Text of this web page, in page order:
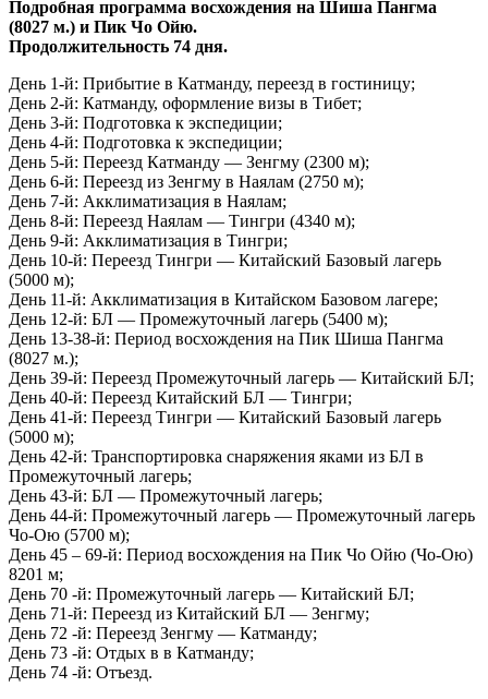
Подробная программа восхождения на Шиша Пангма
(8027 м.) и Пик Чо Ойю.
Продолжительность 74 дня.
День 1-й: Прибытие в Катманду, переезд в гостиницу;
День 2-й: Катманду, оформление визы в Тибет;
День 3-й: Подготовка к экспедиции;
День 4-й: Подготовка к экспедиции;
День 5-й: Переезд Катманду — Зенгму (2300 м);
День 6-й: Переезд из Зенгму в Наялам (2750 м);
День 7-й: Акклиматизация в Наялам;
День 8-й: Переезд Наялам — Тингри (4340 м);
День 9-й: Акклиматизация в Тингри;
День 10-й: Переезд Тингри — Китайский Базовый лагерь
(5000 м);
День 11-й: Акклиматизация в Китайском Базовом лагере;
День 12-й: БЛ — Промежуточный лагерь (5400 м);
День 13-38-й: Период восхождения на Пик Шиша Пангма
(8027 м.);
День 39-й: Переезд Промежуточный лагерь — Китайский БЛ;
День 40-й: Переезд Китайский БЛ — Tингри;
День 41-й: Переезд Тингри — Китайский Базовый лагерь
(5000 м);
День 42-й: Транспортировка снаряжения яками из БЛ в
Промежуточный лагерь;
День 43-й: БЛ — Промежуточный лагерь;
День 44-й: Промежуточный лагерь — Промежуточный лагерь
Чо-Ою (5700 м);
День 45 – 69-й: Период восхождения на Пик Чо Ойю (Чо-Ою)
8201 м;
День 70 -й: Промежуточный лагерь — Китайский БЛ;
День 71-й: Переезд из Китайский БЛ — Зенгму;
День 72 -й: Переезд Зенгму — Катманду;
День 73 -й: Отдых в в Катманду;
День 74 -й: Отъезд.